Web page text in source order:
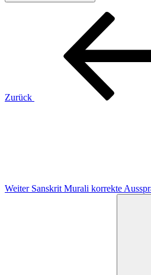
Beitragsnavigation
Zurück
Weiter Sanskrit Murali korrekte